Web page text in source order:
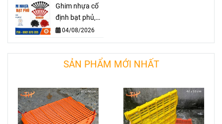
hiệu quả
Ghim nhựa cố
định bạt phủ,
màng phủ
giá sỉ
04/08/2026
SẢN PHẨM MỚI NHẤT